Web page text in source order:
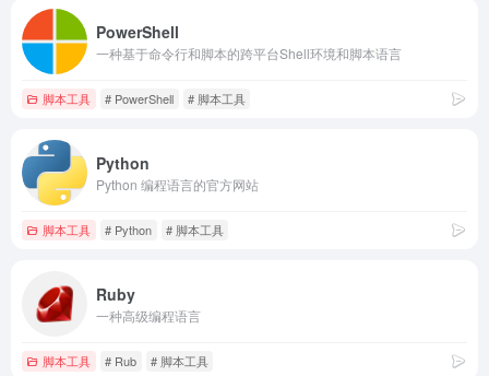
PowerShell
一种基于命令行和脚本的跨平台Shell环境和脚本语言
脚本工具 # PowerShell # 脚本工具
Python
Python 编程语言的官方网站
脚本工具 # Python # 脚本工具
Ruby
一种高级编程语言
脚本工具 # Rub # 脚本工具